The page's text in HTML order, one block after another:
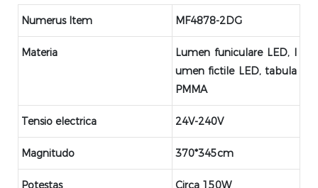
Numerus Item MF4878-2DG
Materia
Lumen funiculare LED, l
umen fictile LED, tabula
PMMA
Tensio electrica 24V-240V
Magnitudo 370*345cm
Potestas Circa 150W